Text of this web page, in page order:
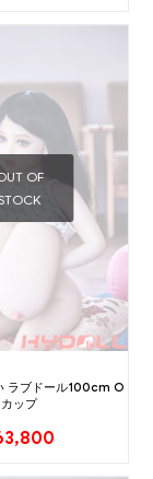
OF
ラブドール100cm O
カップ